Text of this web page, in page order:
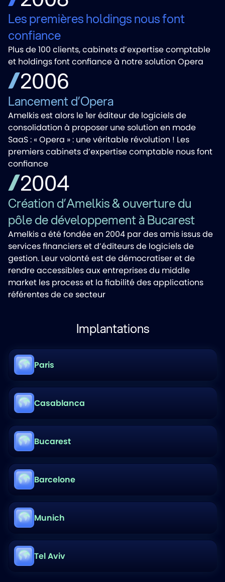
Les premières holdings nous font
confiance
Plus de 100 clients, cabinets d’expertise comptable
et holdings font confiance à notre solution Opera
2006
Lancement d’Opera
Amelkis est alors le 1er éditeur de logiciels de
consolidation à proposer une solution en mode
SaaS : « Opera » : une véritable révolution ! Les
premiers cabinets d’expertise comptable nous font
confiance
2004
Création d’Amelkis & ouverture du
pôle de développement à Bucarest
Amelkis a été fondée en 2004 par des amis issus de
services financiers et d’éditeurs de logiciels de
gestion. Leur volonté est de démocratiser et de
rendre accessibles aux entreprises du middle
market les process et la fiabilité des applications
référentes de ce secteur
Implantations
Paris
Casablanca
Bucarest
Barcelone
Munich
Tel Aviv